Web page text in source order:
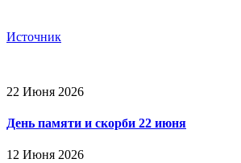
Источник
22 Июня 2026
День памяти и скорби 22 июня
12 Июня 2026